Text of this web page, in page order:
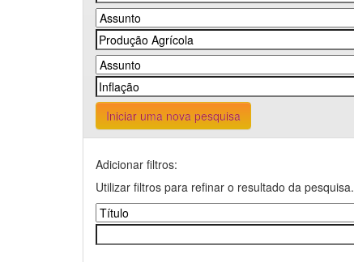
Iniciar uma nova pesquisa
Adicionar filtros:
Utilizar filtros para refinar o resultado da pesquisa.